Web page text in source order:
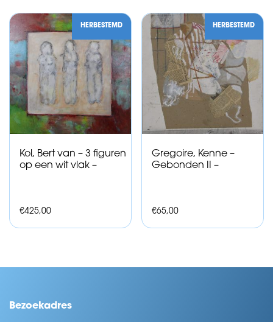
HERBESTEMD
Kol, Bert van – 3 figuren
op een wit vlak –
€425,00
HERBESTEMD
Gregoire, Kenne –
Gebonden II –
€65,00
Bezoekadres